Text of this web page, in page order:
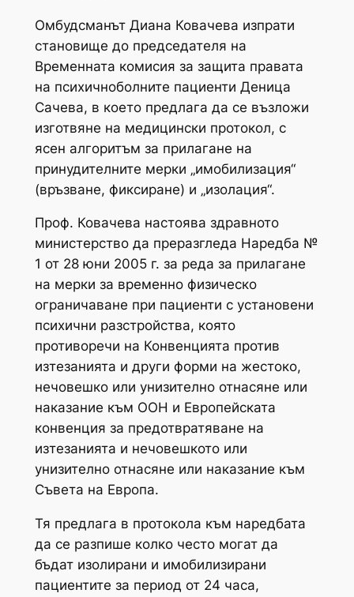
Омбудсманът Диана Ковачева изпрати
становище до председателя на
Временната комисия за защита правата
на психичноболните пациенти Деница
Сачева, в което предлага да се възложи
изготвяне на медицински протокол, с
ясен алгоритъм за прилагане на
принудителните мерки „имобилизация“
(връзване, фиксиране) и „изолация“.
Проф. Ковачева настоява здравното
министерство да преразгледа Наредба №
1 от 28 юни 2005 г. за реда за прилагане
на мерки за временно физическо
ограничаване при пациенти с установени
психични разстройства, която
противоречи на Конвенцията против
изтезанията и други форми на жестоко,
нечовешко или унизително отнасяне или
наказание към ООН и Европейската
конвенция за предотвратяване на
изтезанията и нечовешкото или
унизително отнасяне или наказание към
Съвета на Европа.
Тя предлага в протокола към наредбата
да се разпише колко често могат да
бъдат изолирани и имобилизирани
пациентите за период от 24 часа,